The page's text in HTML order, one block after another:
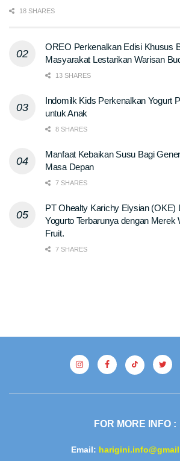
18 SHARES
OREO Perkenalkan Edisi Khusus
Masyarakat Lestarikan Warisan
13 SHARES
Indomilk Kids Perkenalkan Yogurt
untuk Anak
8 SHARES
Manfaat Kebaikan Susu Bagi
Masa Depan
7 SHARES
PT Ohealty Karichy Elysian (OKE)
Yogurto Terbarunya dengan Merek
Fruit.
7 SHARES
FOR MORE INFO :
Email: